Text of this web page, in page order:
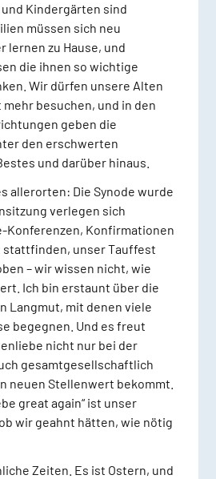
Kindergärten sind
müssen sich neu
lernen zu Hause, und
die ihnen so wichtige
Wir dürfen unsere Alten
besuchen, und in den
geben die
den erschwerten
und darüber hinaus.
allerorten: Die Synode wurde
verlegen sich
Konferenzen, Konfirmationen
stattfinden, unser Tauffest
– wir wissen nicht, wie
Ich bin erstaunt über die
Langmut, mit denen viele
begegnen. Und es freut
nicht nur bei der
gesamtgesellschaftlich
neuen Stellenwert bekommt.
great again“ ist unser
wir geahnt hätten, wie nötig
Zeiten. Es ist Ostern, und